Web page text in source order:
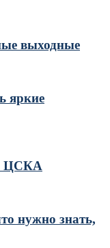
выходные
яркие
ЦСКА
нужно знать,